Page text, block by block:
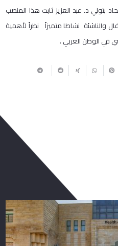
بتولي د. عبد العزيز ثابت هذا المنصب
والناشئة نشاطا متميزاً نظراً لأهمية
في الوطن العربي .